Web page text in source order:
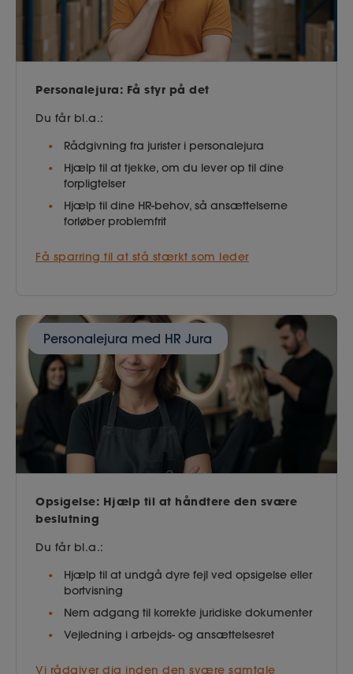
Personalejura: Få styr på det
Du får bl.a.:
Rådgivning fra jurister i personalejura
Hjælp til at tjekke, om du lever op til dine
forpligtelser
Hjælp til dine HR-behov, så ansættelserne
forløber problemfrit
Få sparring til at stå stærkt som leder
Personalejura med HR Jura
Opsigelse: Hjælp til at håndtere den svære
beslutning
Du får bl.a.:
Hjælp til at undgå dyre fejl ved opsigelse eller
bortvisning
Nem adgang til korrekte juridiske dokumenter
Vejledning i arbejds- og ansættelsesret
Vi rådgiver dig inden den svære samtale